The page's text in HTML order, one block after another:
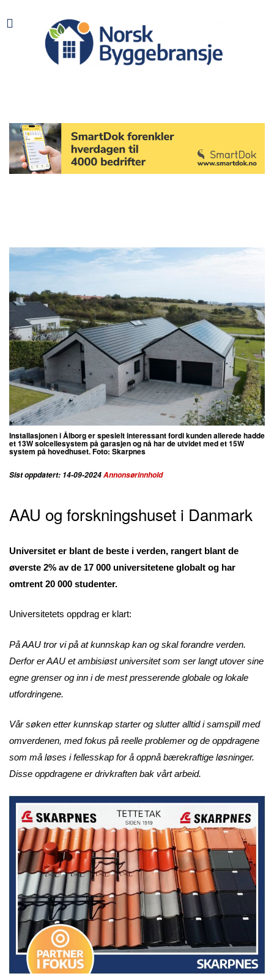
Installasjonen i Ålborg er spesielt interessant fordi kunden allerede hadde
et 13W solcellesystem på garasjen og nå har de utvidet med et 15W
system på hovedhuset. Foto: Skarpnes
Sist oppdatert: 14-09-2024Annonsørinnhold
AAU og forskningshuset i Danmark
Universitet er blant de beste i verden, rangert blant de
øverste 2% av de 17 000 universitetene globalt og har
omtrent 20 000 studenter.
Universitetets oppdrag er klart:
På AAU tror vi på at kunnskap kan og skal forandre verden.
Derfor er AAU et ambisiøst universitet som ser langt utover sine
egne grenser og inn i de mest presserende globale og lokale
utfordringene.
Vår søken etter kunnskap starter og slutter alltid i samspill med
omverdenen, med fokus på reelle problemer og de oppdragene
som må løses i fellesskap for å oppnå bærekraftige løsninger.
Disse oppdragene er drivkraften bak vårt arbeid.